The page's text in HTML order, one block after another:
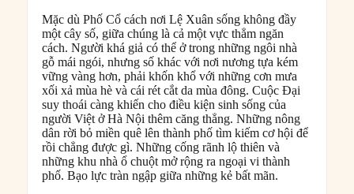
Mặc dù Phố Cổ cách nơi Lệ Xuân sống không đầy
một cây số, giữa chúng là cả một vực thẳm ngăn
cách. Người khá giả có thể ở trong những ngôi nhà
gỗ mái ngói, nhưng số khác với nơi nương tựa kém
vững vàng hơn, phải khốn khổ với những cơn mưa
xối xả mùa hè và cái rét cắt da mùa đông. Cuộc Đại
suy thoái càng khiến cho điều kiện sinh sống của
người Việt ở Hà Nội thêm căng thẳng. Những nông
dân rời bỏ miền quê lên thành phố tìm kiếm cơ hội để
rồi chẳng được gì. Những cống rãnh lộ thiên và
những khu nhà ổ chuột mở rộng ra ngoại vi thành
phố. Bạo lực tràn ngập giữa những kẻ bất mãn.